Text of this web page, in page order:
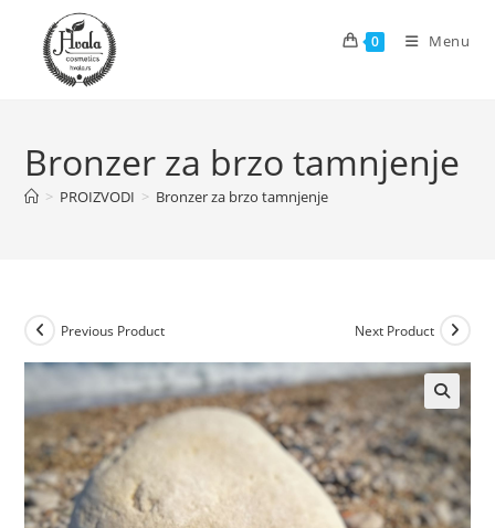
content
0 Menu
Bronzer za brzo tamnjenje
> PROIZVODI > Bronzer za brzo tamnjenje
Previous Product Next Product